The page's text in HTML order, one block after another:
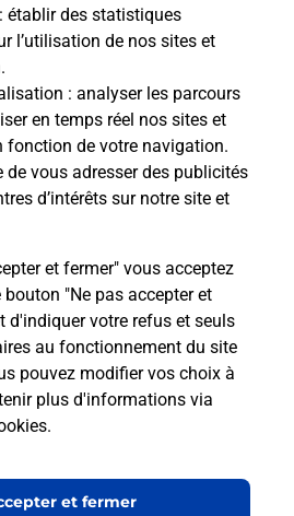
: établir des statistiques
l’utilisation de nos sites et
: analyser les parcours
en temps réel nos sites et
de votre navigation.
de vous adresser des publicités
d’intérêts sur notre site et
et fermer" vous acceptez
"Ne pas accepter et
d'indiquer votre refus et seuls
au fonctionnement du site
pouvez modifier vos choix à
plus d'informations via
.
et fermer
autre point de contact
posées
La Poste Mobile ?
garder mon
gratuitement ?
bénéficier de la 5G
?
La Poste Mobile ?